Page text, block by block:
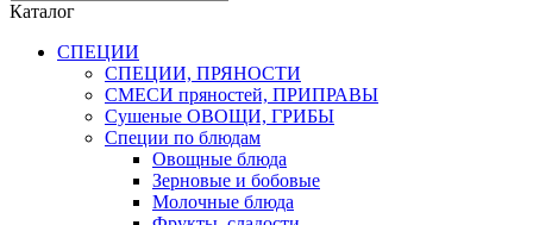
Каталог
СПЕЦИИ
СПЕЦИИ, ПРЯНОСТИ
СМЕСИ пряностей, ПРИПРАВЫ
Сушеные ОВОЩИ, ГРИБЫ
Специи по блюдам
Овощные блюда
Зерновые и бобовые
Молочные блюда